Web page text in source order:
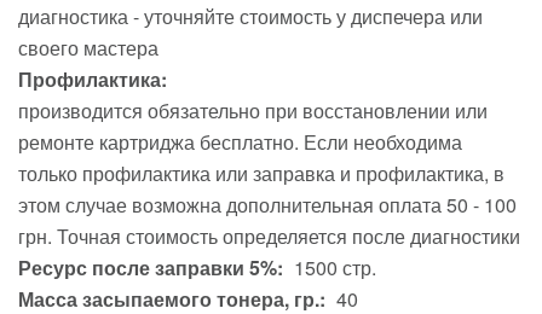
диагностика - уточняйте стоимость у диспечера или
своего мастера
Профилактика:
производится обязательно при восстановлении или
ремонте картриджа бесплатно. Если необходима
только профилактика или заправка и профилактика, в
этом случае возможна дополнительная оплата 50 - 100
грн. Точная стоимость определяется после диагностики
Ресурс после заправки 5%: 1500 стр.
Масса засыпаемого тонера, гр.: 40